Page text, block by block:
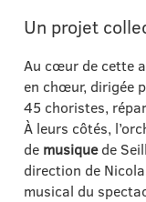
Un projet
Au cœur de cette
en chœur, dirigée
45 choristes,
À leurs côtés,
de musiquede
direction de
musical du